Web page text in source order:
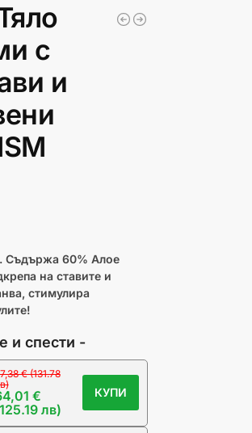
с
и
Съдържа 60% Алое
на ставите и
стимулира
и спести -
€ (131.78
€
лв)
КУПИ